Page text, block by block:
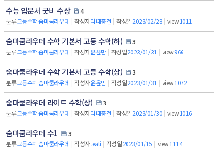
수능 입문서 굿비 수상
4
분류고등수학 숨마쿰라우데 | 작성자라떼충전 | 작성일2023/02/28 | view1011
숨마쿰라우데 수학 기본서 고등 수학(하)
3
분류고등수학 숨마쿰라우데 | 작성자윤윤맘 | 작성일2023/01/31 | view966
숨마쿰라우데 수학 기본서 고등 수학(상)
3
분류고등수학 숨마쿰라우데 | 작성자윤윤맘 | 작성일2023/01/31 | view1072
숨마쿰라우데 라이트 수학(상)
3
분류고등수학 숨마쿰라우데 | 작성자라떼충전 | 작성일2023/01/30 | view1016
숨마쿰라우데 수1
3
분류고등수학 숨마쿰라우데 | 작성자teati | 작성일2023/01/15 | view1114